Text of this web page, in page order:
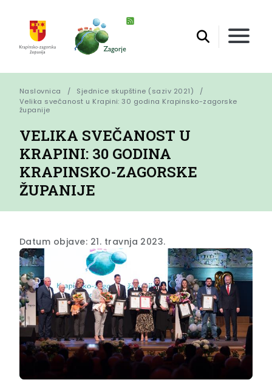
Naslovnica
Sjednice skupštine (saziv 2021)
Velika svečanost u Krapini: 30 godina Krapinsko-zagorske
županije
VELIKA SVEČANOST U
KRAPINI: 30 GODINA
KRAPINSKO-ZAGORSKE
ŽUPANIJE
Datum objave: 21. travnja 2023.